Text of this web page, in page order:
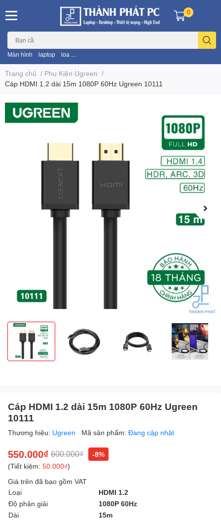
Màn hình laptop loa ...
0
Trang chủ / Phụ Kiện Ugreen /
Cáp HDMI 1.2 dài 15m 1080P 60Hz Ugreen 10111
Cáp HDMI 1.2 dài 15m 1080P 60Hz Ugreen
10111
Thương hiệu: Ugreen Mã sản phẩm: Đang cập nhật
550.000₫ 600.000₫
-8%
(Tiết kiệm: 50.000₫)
Giá trên đã bao gồm VAT
Loại
HDMI 1.2
Độ phân giải
1080P 60Hz
Dài
15m